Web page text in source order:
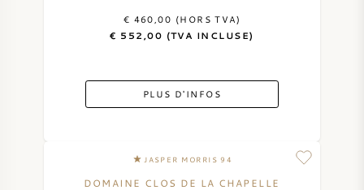
€ 460,00 (HORS TVA)
€ 552,00 (TVA INCLUSE)
PLUS D'INFOS
JASPER MORRIS 94
DOMAINE CLOS DE LA CHAPELLE